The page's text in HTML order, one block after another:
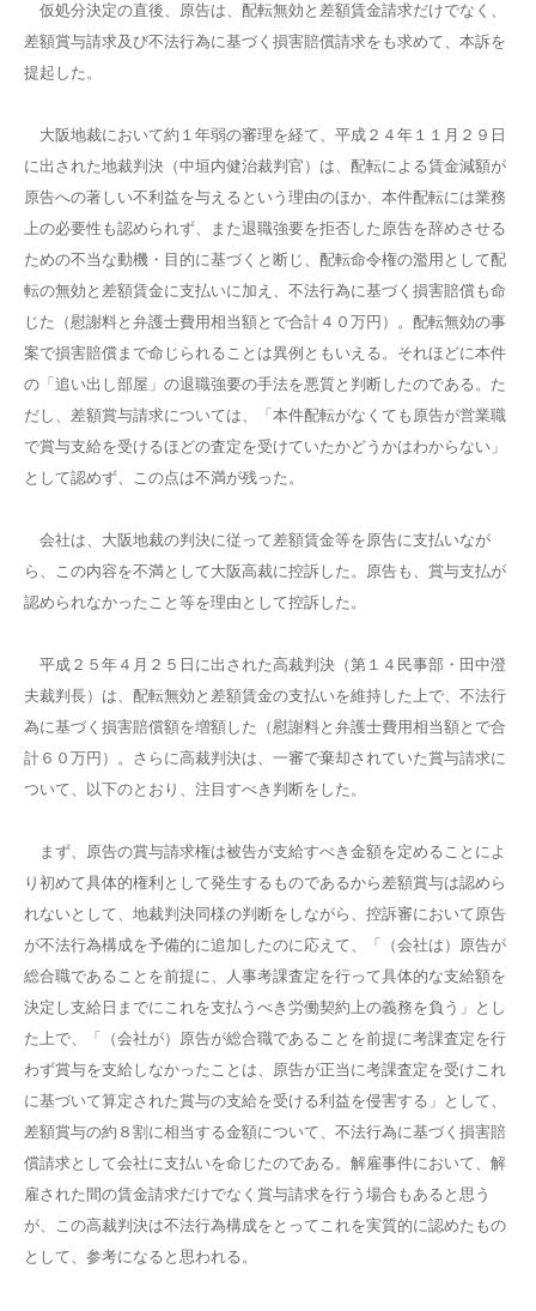
仮処分決定の直後、原告は、配転無効と差額賃金請求だけでなく、
差額賞与請求及び不法行為に基づく損害賠償請求をも求めて、本訴を
提起した。
大阪地裁において約１年弱の審理を経て、平成２４年１１月２９日
に出された地裁判決（中垣内健治裁判官）は、配転による賃金減額が
原告への著しい不利益を与えるという理由のほか、本件配転には業務
上の必要性も認められず、また退職強要を拒否した原告を辞めさせる
ための不当な動機・目的に基づくと断じ、配転命令権の濫用として配
転の無効と差額賃金に支払いに加え、不法行為に基づく損害賠償も命
じた（慰謝料と弁護士費用相当額とで合計４０万円）。配転無効の事
案で損害賠償まで命じられることは異例ともいえる。それほどに本件
の「追い出し部屋」の退職強要の手法を悪質と判断したのである。た
だし、差額賞与請求については、「本件配転がなくても原告が営業職
で賞与支給を受けるほどの査定を受けていたかどうかはわからない」
として認めず、この点は不満が残った。
会社は、大阪地裁の判決に従って差額賃金等を原告に支払いなが
ら、この内容を不満として大阪高裁に控訴した。原告も、賞与支払が
認められなかったこと等を理由として控訴した。
平成２５年４月２５日に出された高裁判決（第１４民事部・田中澄
夫裁判長）は、配転無効と差額賃金の支払いを維持した上で、不法行
為に基づく損害賠償額を増額した（慰謝料と弁護士費用相当額とで合
計６０万円）。さらに高裁判決は、一審で棄却されていた賞与請求に
ついて、以下のとおり、注目すべき判断をした。
まず、原告の賞与請求権は被告が支給すべき金額を定めることによ
り初めて具体的権利として発生するものであるから差額賞与は認めら
れないとして、地裁判決同様の判断をしながら、控訴審において原告
が不法行為構成を予備的に追加したのに応えて、「（会社は）原告が
総合職であることを前提に、人事考課査定を行って具体的な支給額を
決定し支給日までにこれを支払うべき労働契約上の義務を負う」とし
た上で、「（会社が）原告が総合職であることを前提に考課査定を行
わず賞与を支給しなかったことは、原告が正当に考課査定を受けこれ
に基づいて算定された賞与の支給を受ける利益を侵害する」として、
差額賞与の約８割に相当する金額について、不法行為に基づく損害賠
償請求として会社に支払いを命じたのである。解雇事件において、解
雇された間の賃金請求だけでなく賞与請求を行う場合もあると思う
が、この高裁判決は不法行為構成をとってこれを実質的に認めたもの
として、参考になると思われる。